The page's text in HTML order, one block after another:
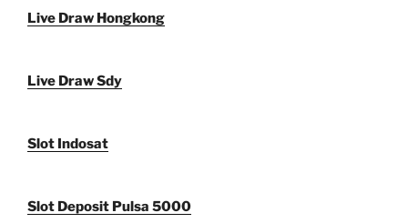
Live Draw Hongkong
Live Draw Sdy
Slot Indosat
Slot Deposit Pulsa 5000